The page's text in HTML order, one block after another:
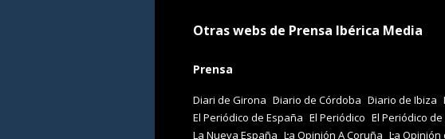
Otras webs de Prensa Ibérica Media
Prensa
Diari de Girona Diario de Córdoba Diario de Ibiza
El Periódico de España El Periódico El Periódico
La Nueva España La Opinión A Coruña La Opinión